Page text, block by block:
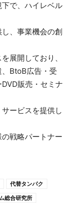
で、ハイレベル
、事業機会の創
展開しており、
BtoB広告・受
販売・セミナ
ービスを提供し
戦略パートナー
代替タンパク
総合研究所